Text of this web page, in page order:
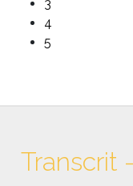
3
4
5
Transcrit